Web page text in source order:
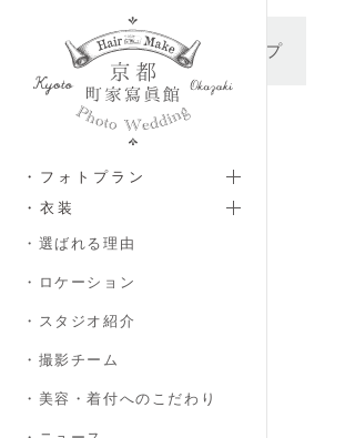
メインコンテンツへスキップ
・フォトプラン
・衣装
・選ばれる理由
・ロケーション
・スタジオ紹介
・撮影チーム
・美容・着付へのこだわり